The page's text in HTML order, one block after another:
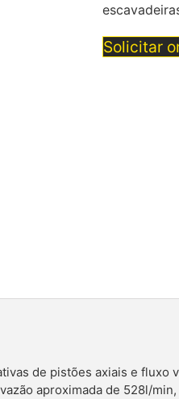
Solicitar
de pistões axiais e
aproximada de 528l/